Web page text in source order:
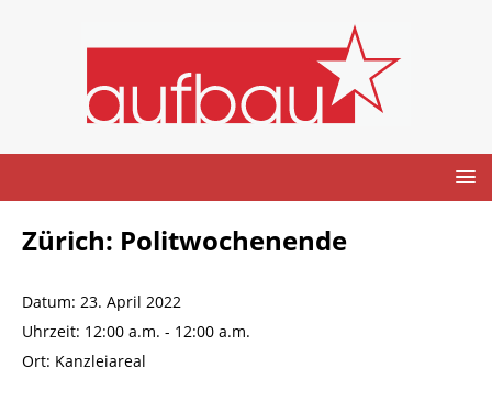
Zürich: Politwochenende
Datum: 23. April 2022
Uhrzeit: 12:00 a.m. - 12:00 a.m.
Ort: Kanzleiareal